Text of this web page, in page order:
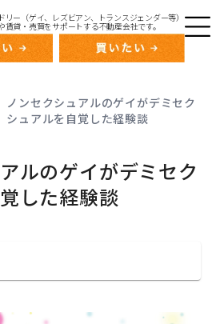
リー（ゲイ、レズビアン、トランスジェンダー等）
賃貸・売買をサポートする不動産会社です。
ノンセクシュアルのゲイがデミセク
シュアルを自覚した経験談
ルのゲイがデミセク
した経験談